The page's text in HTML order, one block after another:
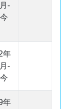
-
年
-
年